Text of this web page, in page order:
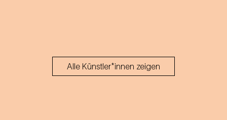
Alle Künstler*innen zeigen